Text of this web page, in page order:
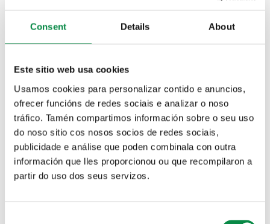
Consent Details About
Este sitio web usa cookies
Usamos cookies para personalizar contido e anuncios,
ofrecer funcións de redes sociais e analizar o noso
tráfico. Tamén compartimos información sobre o seu uso
do noso sitio cos nosos socios de redes sociais,
publicidade e análise que poden combinala con outra
información que lles proporcionou ou que recompilaron a
partir do uso dos seus servizos.
Xa está habilitada a reserva das entradas nesta páxina web .
Coa reserva de entrada os asistentes comprométense a
Haberá un aforo de 950 persoas.
Segunda edición do AmesÓn
A Concellaría de Promoción Económica, a través do programa
AmesON, animou á veciñanza durante os meses do verán
con trece actuacións. Con esta iniciativa pretendíase
dinamizar os sectores culturais, comerciais e a hostalería de
Ames. Igual que o ano pasado, apostouse por grupos con
compoñentes que sexan veciños e veciñas do Concello.
Ana Belén Paz, concelleira de Promoción Económica,